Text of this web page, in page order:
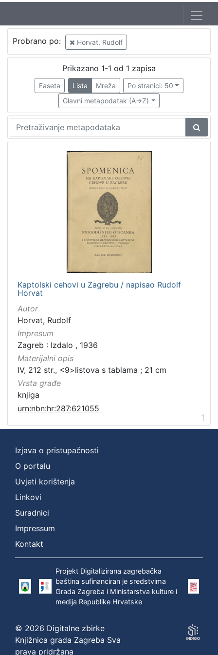
Probrano po: Horvat, Rudolf
Prikazano 1-1 od 1 zapisa
Faseta Lista Mreža
Po stranici: 50
Glavni metapodatak (A->Z)
Kaptolski cehovi u Zagrebu / napisao Rudolf
Horvat
Autor
Horvat, Rudolf
Impresum
Zagreb : Izdalo , 1936
Materijalni opis
lV, 212 str., <9>listova s tablama ; 21 cm
Vrsta građe
knjiga
urn:nbn:hr:287:621055
1
Izjava o pristupačnosti
O portalu
Uvjeti korištenja
Linkovi
Suradnici
Impressum
Kontakt
Projekt Digitalizirana zagrebačka
baština sufinanciran je sredstvima
Grada Zagreba i Ministarstva kulture i
medija Republike Hrvatske
© 2026 Digitalne zbirke
Knjižnica grada Zagreba Sva
prava pridržana